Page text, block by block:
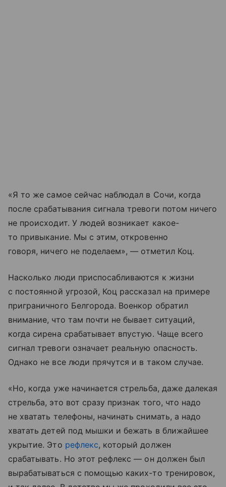
«Я то же самое сейчас наблюдал в Сочи, когда
после срабатывания сигнала тревоги потом ничего
не происходит. У людей возникает какое-
то привыкание. Мы с этим, откровенно
говоря, ничего не поделаем», — отметил Коц.
Насколько люди приспосабливаются к жизни
с постоянной угрозой, Коц рассказал на примере
приграничного Белгорода. Военкор обратил
внимание, что там почти не бывает ситуаций,
когда сирена срабатывает впустую. Чаще всего
сигнал тревоги означает реальную опасность.
Однако не все люди прячутся и в таком случае.
«Но, когда уже начинается стрельба, даже далекая
стрельба, это вот сразу признак того, что надо
не хватать телефоны, начинать снимать, а надо
хватать детей под мышки и бежать в ближайшее
укрытие. Это рефлекс, который должен
срабатывать. Но этот рефлекс — он должен был
вырабатываться с помощью каких-то тренировок,